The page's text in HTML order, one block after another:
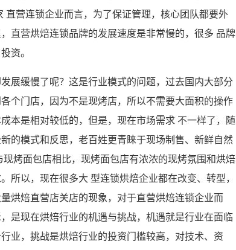
营连锁企业而言，为了保证管理，核心团队都要外
直营烘焙连锁品牌的发展速度是非常慢的，很多 品牌
资。
展缓慢了呢？这是行业模式的问题，过去国内大部分
个门店，因为不是现烤店，所以不需要大面积的操作
本是相对较低的，但是，现在市场需求 不一样了，随
的模式和反思，老百姓更青睐于现场制售、新鲜自然
烤面包店相比，现烤面包店有浓浓的现烤氛围和烘焙
所以，现在很多大 型连锁烘焙企业都在改变、转型，
烘焙直营店关店的现象，对于直营烘焙连锁企业而
是现在烘焙行业的机遇与挑战，机遇就是行业在面临
业，挑战是烘焙行业的投资门槛较高，对技术、资